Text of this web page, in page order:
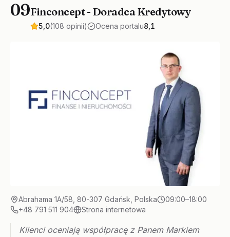
09Finconcept - Doradca Kredytowy
5,0(108 opinii) Ocena portalu8,1
Abrahama 1A/58, 80-307 Gdańsk, Polska
09:00–18:00
+48 791 511 904
Strona internetowa
Klienci oceniają współpracę z Panem Markiem